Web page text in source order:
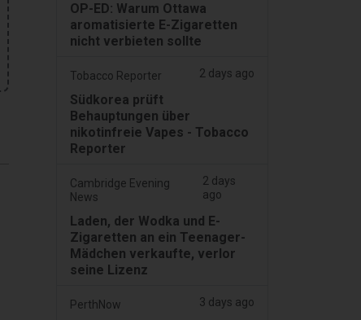
OP-ED: Warum Ottawa
aromatisierte E-Zigaretten
nicht verbieten sollte
Tobacco Reporter 2 days ago
Südkorea prüft
Behauptungen über
nikotinfreie Vapes - Tobacco
Reporter
Cambridge Evening
News
2 days
ago
Laden, der Wodka und E-
Zigaretten an ein Teenager-
Mädchen verkaufte, verlor
seine Lizenz
PerthNow 3 days ago